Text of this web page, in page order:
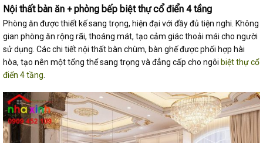
Nội thất bàn ăn + phòng bếp biệt thự cổ điển 4 tầng
Phòng ăn được thiết kế sang trọng, hiện đại với đầy đủ tiện nghi. Không
gian phòng ăn rộng rãi, thoáng mát, tạo cảm giác thoải mái cho người
sử dụng. Các chi tiết nội thất bàn chùm, bàn ghế được phối hợp hài
hòa, tạo nên một tổng thể sang trọng và đẳng cấp cho ngôi biệt thự cổ
điển 4 tầng